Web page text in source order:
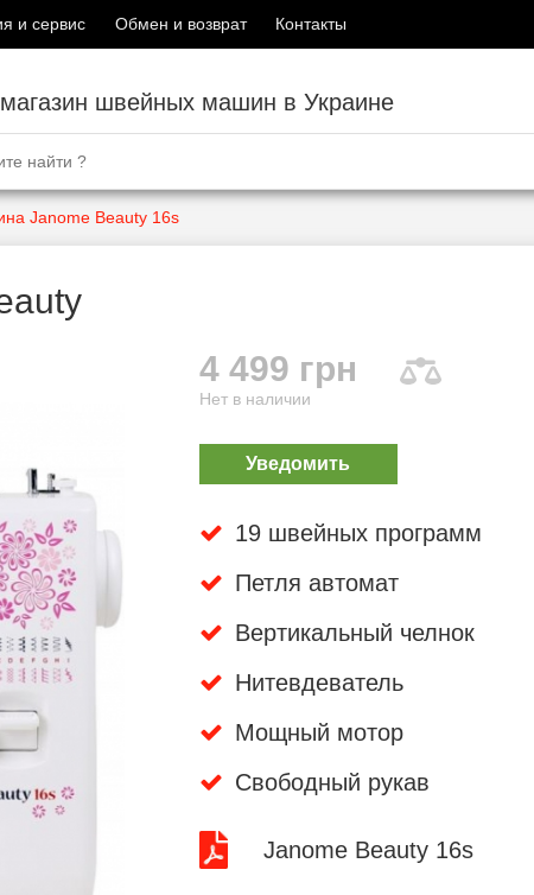
и сервис Обмен и возврат Контакты
швейных машин в Украине
Janome Beauty 16s
4 499 грн
Нет в наличии
Уведомить
19 швейных программ
Петля автомат
Вертикальный челнок
Нитевдеватель
Мощный мотор
Свободный рукав
Janome Beauty 16s